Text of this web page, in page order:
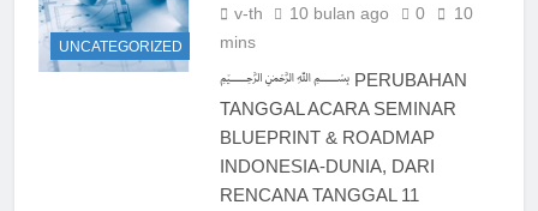
UNCATEGORIZED
v-th 10 bulan ago 0
10
mins
﷽ PERUBAHAN
TANGGAL ACARA SEMINAR
BLUEPRINT & ROADMAP
INDONESIA-DUNIA, DARI
RENCANA TANGGAL 11